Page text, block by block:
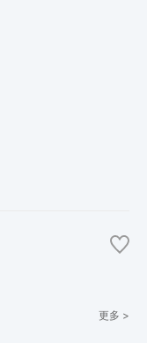
更多 >